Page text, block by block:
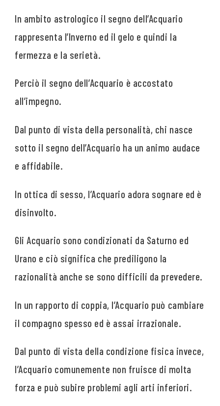
In ambito astrologico il segno dell’Acquario
rappresenta l’Inverno ed il gelo e quindi la
fermezza e la serietà.
Perciò il segno dell’Acquario è accostato
all’impegno.
Dal punto di vista della personalità, chi nasce
sotto il segno dell’Acquario ha un animo audace
e affidabile.
In ottica di sesso, l’Acquario adora sognare ed è
disinvolto.
Gli Acquario sono condizionati da Saturno ed
Urano e ciò significa che prediligono la
razionalità anche se sono difficili da prevedere.
In un rapporto di coppia, l’Acquario può cambiare
il compagno spesso ed è assai irrazionale.
Dal punto di vista della condizione fisica invece,
l’Acquario comunemente non fruisce di molta
forza e può subire problemi agli arti inferiori.